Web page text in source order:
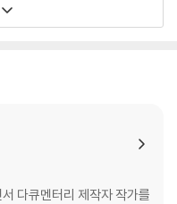
다큐멘터리 제작자 작가를